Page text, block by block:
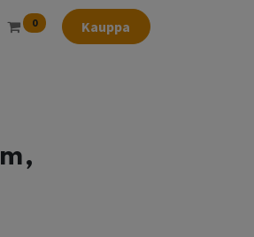
0 Kauppa